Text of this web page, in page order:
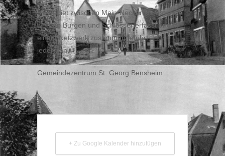
Im Gebiet zwischen Main-Neckar-Bergstrasse
werden Burgen und Schlösser erfasst und in
einem Netzwerk zusammengeführt – für
jederman.
Gemeindezentrum St. Georg Bensheim
+ Zu Google Kalender hinzufügen